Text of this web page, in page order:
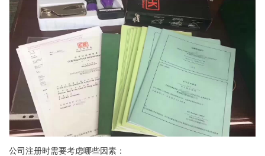
公司注册时需要考虑哪些因素：